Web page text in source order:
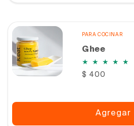
PARA COCINAR
Ghee
Precio
$ 400
Agregar